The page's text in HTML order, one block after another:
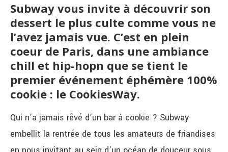
Subway vous invite à découvrir son
dessert le plus culte comme vous ne
l’avez jamais vue. C’est en plein
coeur de Paris, dans une ambiance
chill et hip-hopn que se tient le
premier événement éphémère 100%
cookie : le CookiesWay.
Qui n’a jamais rêvé d’un bar à cookie ? Subway
embellit la rentrée de tous les amateurs de friandises